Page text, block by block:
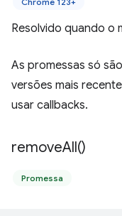
Resolvido quando o
As promessas só
versões mais
usar callbacks.
removeAll()
Promessa